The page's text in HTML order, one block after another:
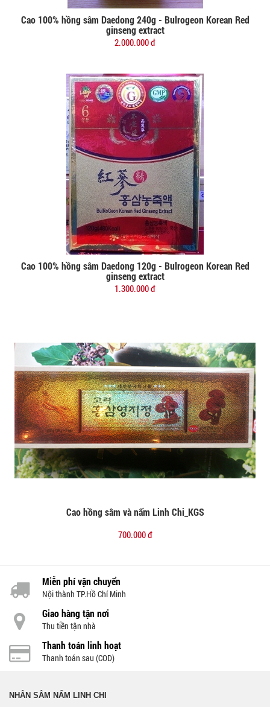
Đặt mua
Cao 100% hồng sâm Daedong 240g - Bulrogeon Korean Red
ginseng extract
2.000.000 đ
Đặt mua
Cao 100% hồng sâm Daedong 120g - Bulrogeon Korean Red
ginseng extract
1.300.000 đ
Đặt mua
Cao hồng sâm và nấm Linh Chi_KGS
700.000 đ
Miễn phí vận chuyển
Nội thành TP.Hồ Chí Minh
Giao hàng tận nơi
Thu tiền tận nhà
Thanh toán linh hoạt
Thanh toán sau (COD)
NHÂN SÂM NẤM LINH CHI